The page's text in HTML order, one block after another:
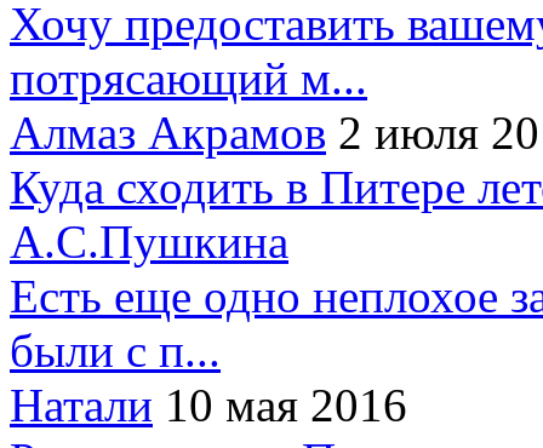
Хочу предоставить
потрясающий м...
Алмаз Акрамов 2 июля
Куда сходить в Питере
А.С.Пушкина
Есть еще одно неплохое
были с п...
Натали 10 мая 2016